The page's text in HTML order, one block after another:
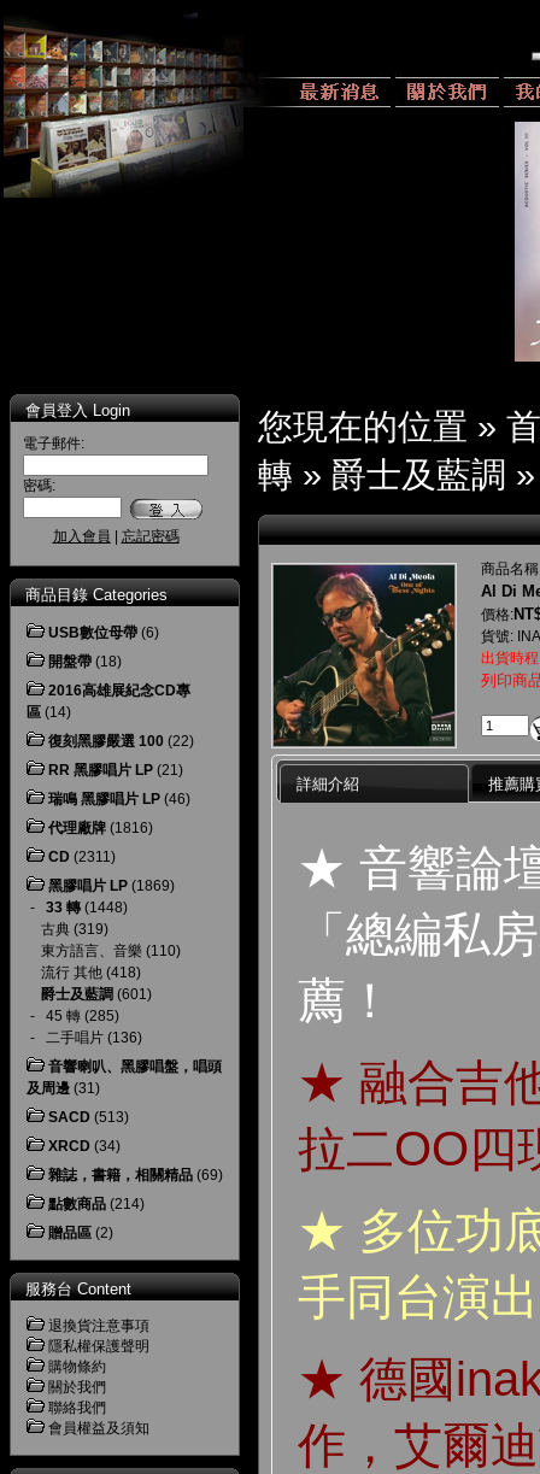
會員登入 Login
電子郵件:
密碼:
加入會員 忘記密碼
商品目錄 Categories
USB數位母帶 (6)
開盤帶 (18)
2016高雄展紀念CD專
區 (14)
復刻黑膠嚴選 100 (22)
RR 黑膠唱片 LP (21)
瑞鳴 黑膠唱片 LP (46)
代理廠牌 (1816)
CD (2311)
黑膠唱片 LP (1869)
- 33 轉 (1448)
古典 (319)
東方語言、音樂 (110)
流行 其他 (418)
爵士及藍調 (601)
- 45 轉 (285)
- 二手唱片 (136)
音響喇叭、黑膠唱盤，唱頭
及周邊 (31)
SACD (513)
XRCD (34)
雜誌，書籍，相關精品 (69)
點數商品 (214)
贈品區 (2)
服務台 Content
退換貨注意事項
隱私權保護聲明
購物條約
關於我們
聯絡我們
會員權益及須知
您現在的位置 »
轉 » 爵士及藍調
商品名
Al Di
價格:
貨號:
出貨時
列印商
詳細介紹 推薦購
★ 音響論
「總編私
薦！
★ 融合吉
拉二OO四
★ 多位功
手同台演
★ 德國
作，艾爾